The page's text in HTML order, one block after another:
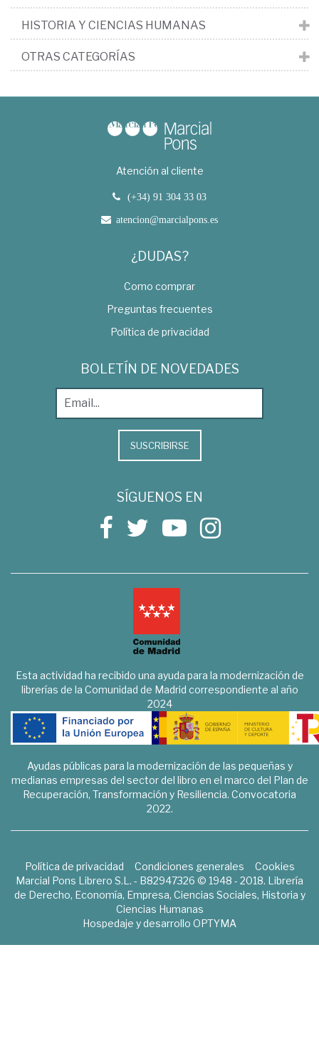
HISTORIA Y CIENCIAS HUMANAS
OTRAS CATEGORÍAS
Atención al cliente
(+34) 91 304 33 03
atencion@marcialpons.es
¿DUDAS?
Como comprar
Preguntas frecuentes
Política de privacidad
BOLETÍN DE NOVEDADES
SUSCRIBIRSE
SÍGUENOS EN
Esta actividad ha recibido una ayuda para la modernización de
librerías de la Comunidad de Madrid correspondiente al año
2024
Ayudas públicas para la modernización de las pequeñas y
medianas empresas del sector del libro en el marco del Plan de
Recuperación, Transformación y Resiliencia. Convocatoria
2022.
Política de privacidad Condiciones generales
Cookies
Marcial Pons Librero S.L. - B82947326 © 1948 - 2018. Librería
de Derecho, Economía, Empresa, Ciencias Sociales, Historia y
Ciencias Humanas
Hospedaje y desarrollo OPTYMA